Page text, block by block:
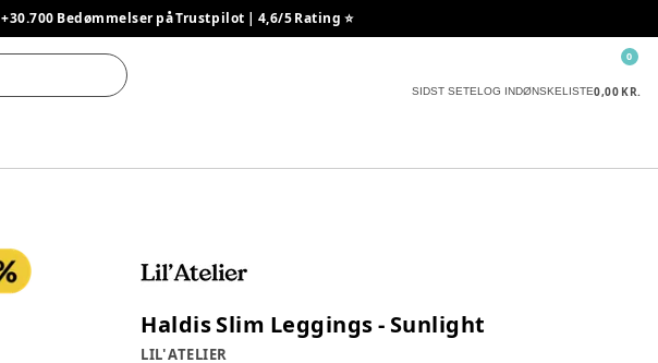
+30.700 Bedømmelser på Trustpilot | 4,6/5 Rating ⭐️
SIDST SETELOG INDØNSKELISTE0,00 KR.
0
Haldis Slim Leggings - Sunlight
LIL' ATELIER